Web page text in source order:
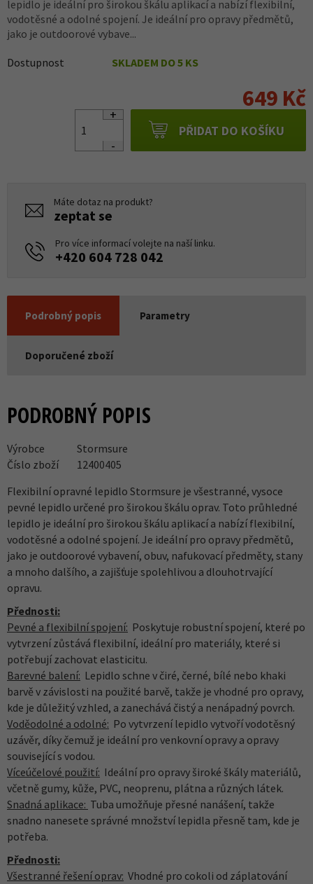
lepidlo je ideální pro širokou škálu aplikací a nabízí flexibilní,
vodotěsné a odolné spojení. Je ideální pro opravy předmětů,
jako je outdoorové vybave...
Dostupnost SKLADEM DO 5 KS
649 Kč
PŘIDAT DO KOŠÍKU
Máte dotaz na produkt?
zeptat se
Pro více informací volejte na naší linku.
+420 604 728 042
Podrobný popis Parametry
Doporučené zboží
PODROBNÝ POPIS
Výrobce
Stormsure
Číslo zboží
12400405
Flexibilní opravné lepidlo Stormsure je všestranné, vysoce
pevné lepidlo určené pro širokou škálu oprav. Toto průhledné
lepidlo je ideální pro širokou škálu aplikací a nabízí flexibilní,
vodotěsné a odolné spojení. Je ideální pro opravy předmětů,
jako je outdoorové vybavení, obuv, nafukovací předměty, stany
a mnoho dalšího, a zajišťuje spolehlivou a dlouhotrvající
opravu.
Přednosti:
Pevné a flexibilní spojení: Poskytuje robustní spojení, které po
vytvrzení zůstává flexibilní, ideální pro materiály, které si
potřebují zachovat elasticitu.
Barevné balení: Lepidlo schne v čiré, černé, bílé nebo khaki
barvě v závislosti na použité barvě, takže je vhodné pro opravy,
kde je důležitý vzhled, a zanechává čistý a nenápadný povrch.
Voděodolné a odolné: Po vytvrzení lepidlo vytvoří vodotěsný
uzávěr, díky čemuž je ideální pro venkovní opravy a opravy
související s vodou.
Víceúčelové použití: Ideální pro opravy široké škály materiálů,
včetně gumy, kůže, PVC, neoprenu, plátna a různých látek.
Snadná aplikace: Tuba umožňuje přesné nanášení, takže
snadno nanesete správné množství lepidla přesně tam, kde je
potřeba.
Přednosti:
Všestranné řešení oprav: Vhodné pro cokoli od záplatování